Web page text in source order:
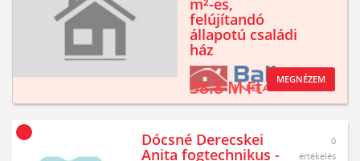
m²-es,
felújítandó
állapotú családi
ház
38.8 M Ft MEGNÉZEM
Dócsné Derecskei
Anita fogtechnikus -
0
értékelés